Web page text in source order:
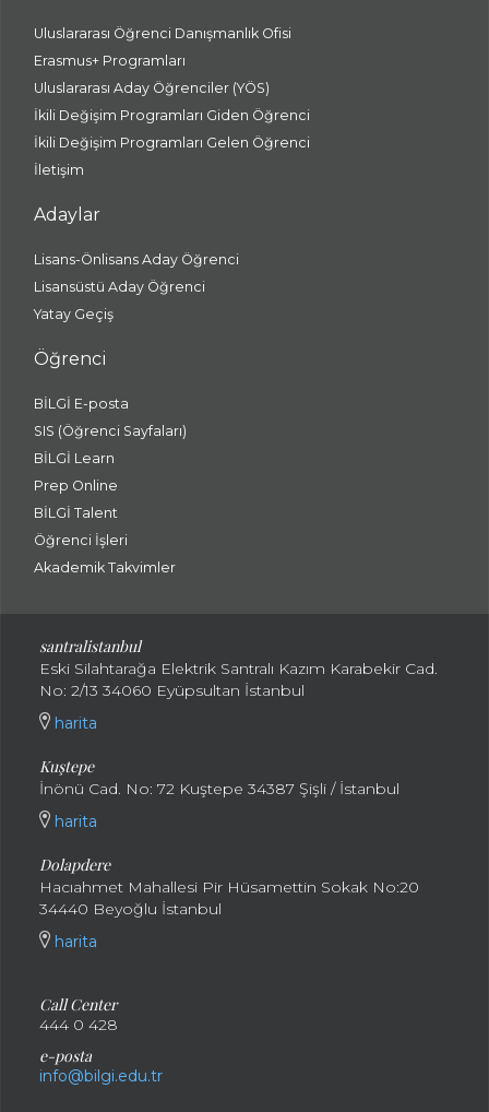
Uluslararası Öğrenci Danışmanlık Ofisi
Erasmus+ Programları
Uluslararası Aday Öğrenciler (YÖS)
İkili Değişim Programları Giden Öğrenci
İkili Değişim Programları Gelen Öğrenci
İletişim
Adaylar
Lisans-Önlisans Aday Öğrenci
Lisansüstü Aday Öğrenci
Yatay Geçiş
Öğrenci
BİLGİ E-posta
SIS (Öğrenci Sayfaları)
BİLGİ Learn
Prep Online
BİLGİ Talent
Öğrenci İşleri
Akademik Takvimler
santralistanbul
Eski Silahtarağa Elektrik Santralı Kazım Karabekir Cad.
No: 2/13 34060 Eyüpsultan İstanbul
harita
Kuştepe
İnönü Cad. No: 72 Kuştepe 34387 Şişli / İstanbul
harita
Dolapdere
Hacıahmet Mahallesi Pir Hüsamettin Sokak No:20
34440 Beyoğlu İstanbul
harita
Call Center
444 0 428
e-posta
info@bilgi.edu.tr